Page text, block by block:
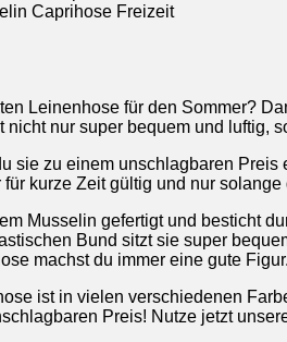
Caprihose Freizeit
Leinenhose für den Sommer?
nur super bequem und luftig,
sie zu einem unschlagbaren
kurze Zeit gültig und nur solange
Musselin gefertigt und besticht
Bund sitzt sie super
machst du immer eine gute Figur.
ist in vielen verschiedenen
Preis! Nutze jetzt